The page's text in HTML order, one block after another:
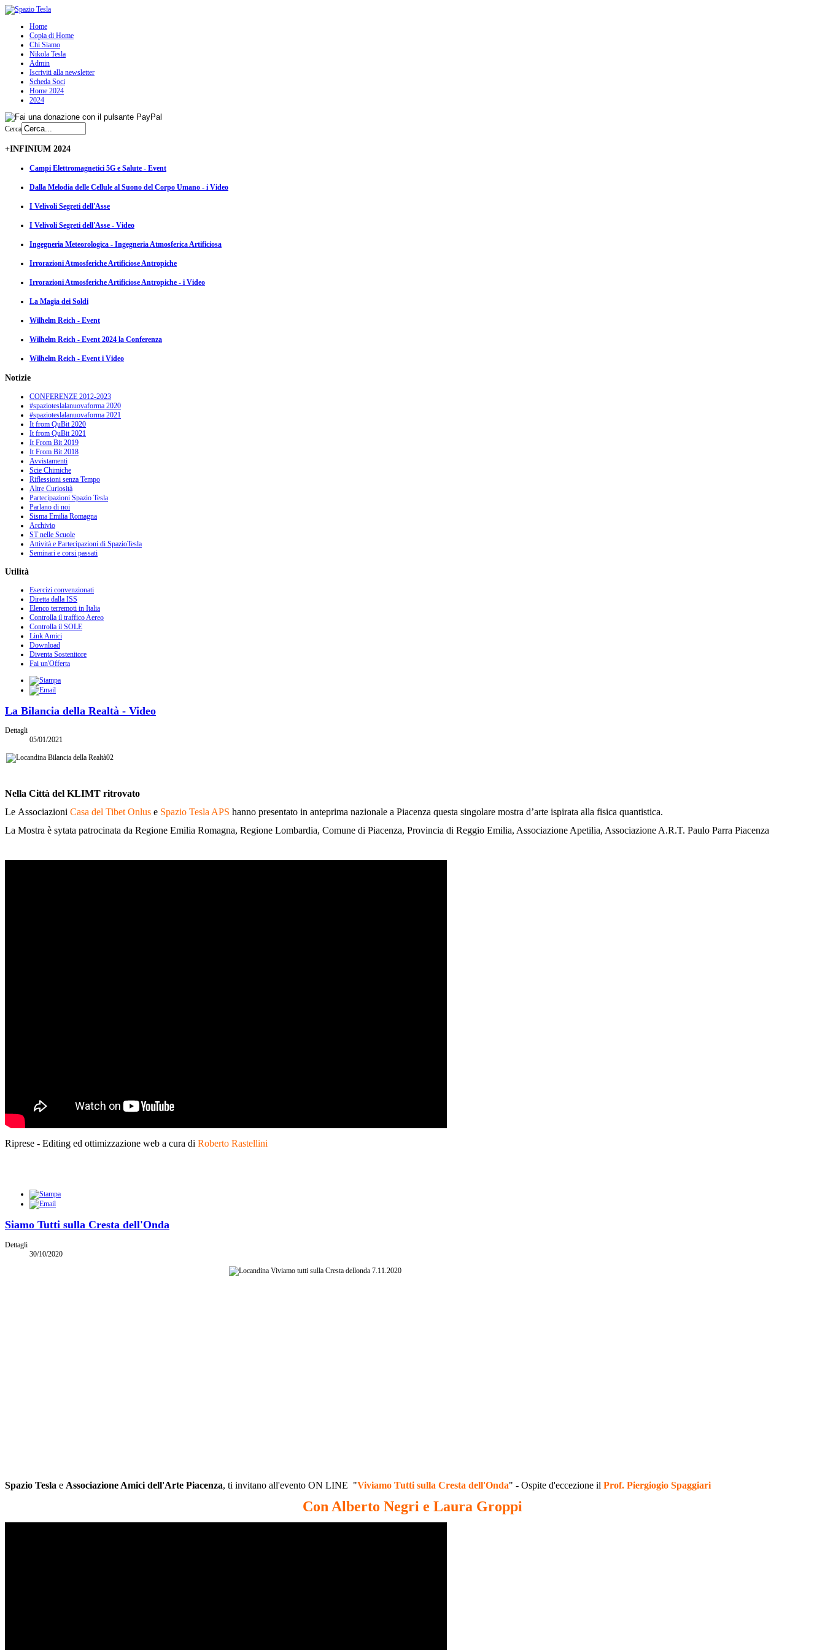
Home
Copia di Home
Chi Siamo
Nikola Tesla
Admin
Iscriviti alla newsletter
Scheda Soci
Home 2024
2024
Cerca
+INFINIUM 2024
Campi Elettromagnetici 5G e Salute - Event
Dalla Melodia delle Cellule al Suono del Corpo Umano - i Video
I Velivoli Segreti dell'Asse
I Velivoli Segreti dell'Asse - Video
Ingegneria Meteorologica - Ingegneria Atmosferica Artificiosa
Irrorazioni Atmosferiche Artificiose Antropiche
Irrorazioni Atmosferiche Artificiose Antropiche - i Video
La Magia dei Soldi
Wilhelm Reich - Event
Wilhelm Reich - Event 2024 la Conferenza
Wilhelm Reich - Event i Video
Notizie
CONFERENZE 2012-2023
#spazioteslalanuovaforma 2020
#spazioteslalanuovaforma 2021
It from QuBit 2020
It from QuBit 2021
It From Bit 2019
It From Bit 2018
Avvistamenti
Scie Chimiche
Riflessioni senza Tempo
Altre Curiosità
Partecipazioni Spazio Tesla
Parlano di noi
Sisma Emilia Romagna
Archivio
ST nelle Scuole
Attività e Partecipazioni di SpazioTesla
Seminari e corsi passati
Utilità
Esercizi convenzionati
Diretta dalla ISS
Elenco terremoti in Italia
Controlla il traffico Aereo
Controlla il SOLE
Link Amici
Download
Diventa Sostenitore
Fai un'Offerta
La Bilancia della Realtà - Video
Dettagli
05/01/2021
Nella Città del KLIMT ritrovato
Le Associazioni Casa del Tibet Onlus e Spazio Tesla APS hanno presentato in anteprima nazionale a Piacenza questa singolare mostra d’arte ispirata alla fisica quantistica.
La Mostra è sytata patrocinata da Regione Emilia Romagna, Regione Lombardia, Comune di Piacenza, Provincia di Reggio Emilia, Associazione Apetilia, Associazione A.R.T. Paulo Parra Piacenza
Riprese - Editing ed ottimizzazione web a cura di Roberto Rastellini
Siamo Tutti sulla Cresta dell'Onda
Dettagli
30/10/2020
Spazio Tesla e Associazione Amici dell'Arte Piacenza, ti invitano all'evento ON LINE "Viviamo Tutti sulla Cresta dell'Onda" - Ospite d'eccezione il Prof. Piergiogio Spaggiari
Con Alberto Negri e Laura Groppi